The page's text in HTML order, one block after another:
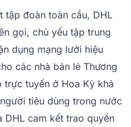
tập đoàn toàn cầu, DHL
gọi, chủ yếu tập trung
dụng mạng lưới hiệu
các nhà bán lẻ Thương
trực tuyến ở Hoa Kỳ khả
tiêu dùng trong nước
DHL cam kết trao quyền